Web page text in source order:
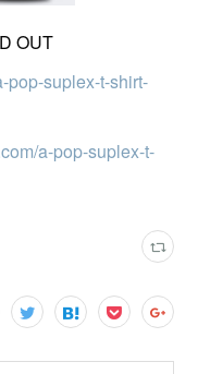
OUT
pop-suplex-t-shirt-
a-pop-suplex-t-